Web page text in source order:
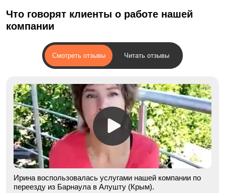
Что говорят клиенты о работе нашей
компании
Смотреть отзывы Читать отзывы
Ирина воспользовалась услугами нашей компании по
переезду из Барнаула в Алушту (Крым).